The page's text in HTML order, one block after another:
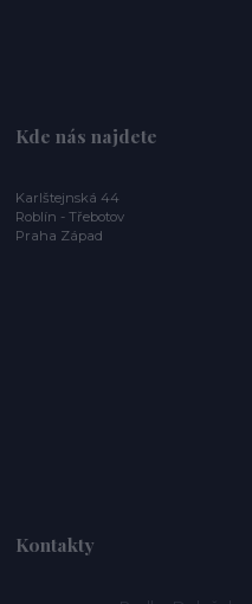
Kde nás najdete
Karlštejnská 44
Roblín - Třebotov
Praha Západ
Kontakty